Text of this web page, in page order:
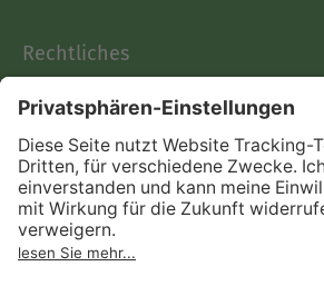
Rechtliches
AGB
Informationen nach Data
Act
Verträge hier kündigen
Impressum